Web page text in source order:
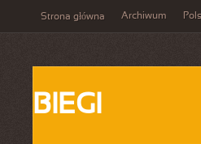
Strona główna Archiwum
BIEGI